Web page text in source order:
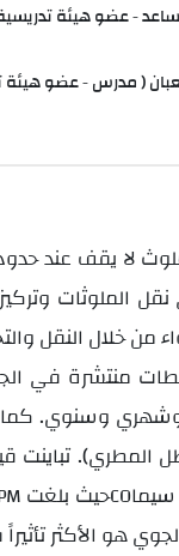
- عضو هيئة
( مدرس - عضو هيئة
لا يقف عند
الملوثات
تمت عملية الرصد
المطري).
COحيث بلغت